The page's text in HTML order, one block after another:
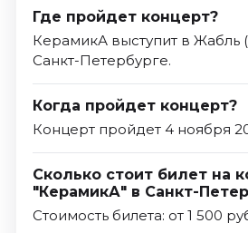
Где пройдет концерт?
КерамикА выступит в Жабль
Санкт-Петербурге.
Когда пройдет концерт?
Концерт пройдет 4 ноября
Сколько стоит билет на
"КерамикА" в Санкт-
Стоимость билета: от 1 500